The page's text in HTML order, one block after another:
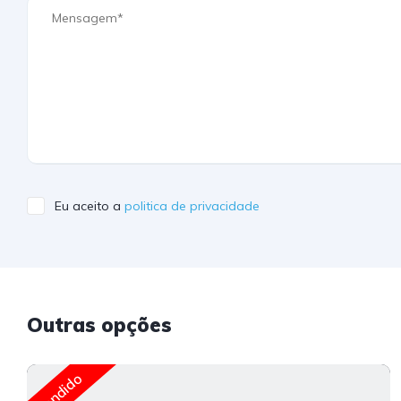
Eu aceito a politica de privacidade
Outras opções